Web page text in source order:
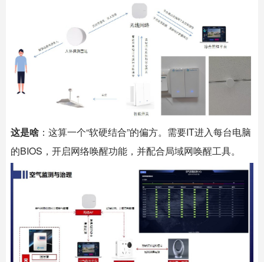
这是啥 ：这算一个“软硬结合”的偏方。需要IT进入每台电脑
的BIOS，开启网络唤醒功能，并配合局域网唤醒工具。